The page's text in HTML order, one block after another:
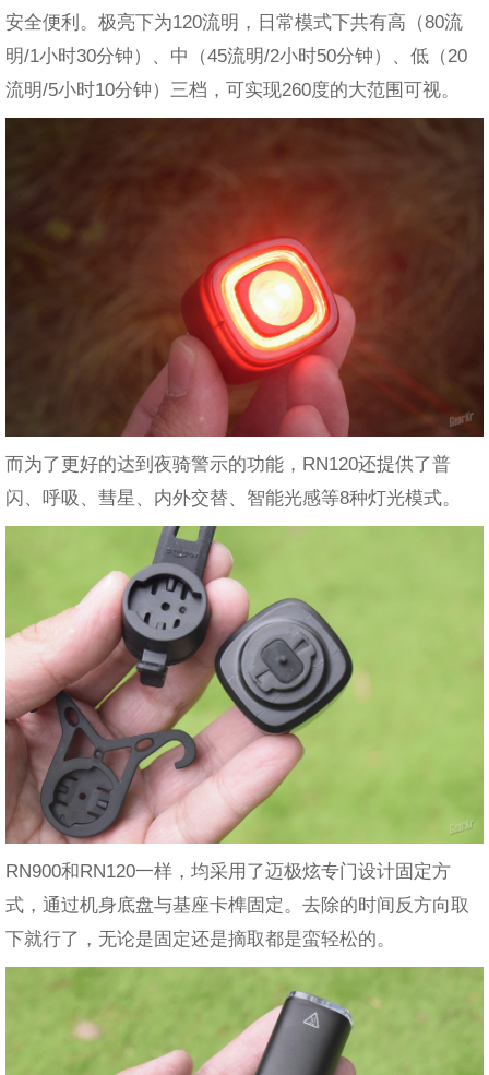
安全便利。极亮下为120流明，日常模式下共有高（80流
明/1小时30分钟）、中（45流明/2小时50分钟）、低（20
流明/5小时10分钟）三档，可实现260度的大范围可视。
而为了更好的达到夜骑警示的功能，RN120还提供了普
闪、呼吸、彗星、内外交替、智能光感等8种灯光模式。
RN900和RN120一样，均采用了迈极炫专门设计固定方
式，通过机身底盘与基座卡榫固定。去除的时间反方向取
下就行了，无论是固定还是摘取都是蛮轻松的。